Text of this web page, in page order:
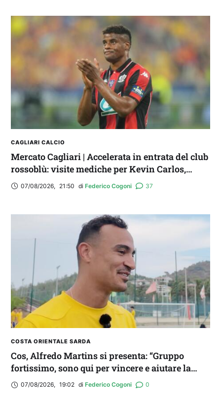
FANTA 131 LIVE | La nuova stagione al
fantacalcio: le novità di Fanta 131 e chi
acquistare
CAGLIARI CALCIO
Mercato Cagliari | Accelerata in entrata del club
rossoblù: visite mediche per Kevin Carlos,
Maldini e Aurelio
07/08/2026, 21:50 di Federico Cogoni 37
COSTA ORIENTALE SARDA
Cos, Alfredo Martins si presenta: “Gruppo
fortissimo, sono qui per vincere e aiutare la
squadra. Idolo? Mi ispiro a Romario”
07/08/2026, 19:02 di Federico Cogoni 0